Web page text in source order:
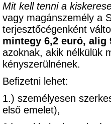
Mit kell tenni a
vagy magánszemély a
terjesztőcégenként
mintegy 6,2 euró, alig
azoknak, akik nélkülük
kényszerülnének.
Befizetni lehet:
1.) személyesen
első emelet),